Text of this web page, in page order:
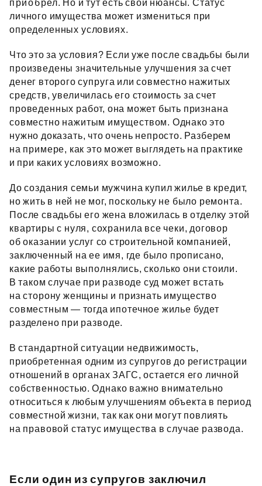
приобрел. Но и тут есть свои нюансы. Статус
личного имущества может измениться при
определенных условиях.
Что это за условия? Если уже после свадьбы были
произведены значительные улучшения за счет
денег второго супруга или совместно нажитых
средств, увеличилась его стоимость за счет
проведенных работ, она может быть признана
совместно нажитым имуществом. Однако это
нужно доказать, что очень непросто. Разберем
на примере, как это может выглядеть на практике
и при каких условиях возможно.
До создания семьи мужчина купил жилье в кредит,
но жить в ней не мог, поскольку не было ремонта.
После свадьбы его жена вложилась в отделку этой
квартиры с нуля, сохранила все чеки, договор
об оказании услуг со строительной компанией,
заключенный на ее имя, где было прописано,
какие работы выполнялись, сколько они стоили.
В таком случае при разводе суд может встать
на сторону женщины и признать имущество
совместным — тогда ипотечное жилье будет
разделено при разводе.
В стандартной ситуации недвижимость,
приобретенная одним из супругов до регистрации
отношений в органах ЗАГС, остается его личной
собственностью. Однако важно внимательно
относиться к любым улучшениям объекта в период
совместной жизни, так как они могут повлиять
на правовой статус имущества в случае развода.
Если один из супругов заключил